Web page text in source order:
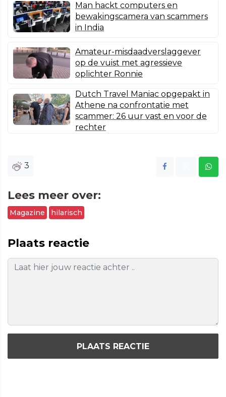
Man hackt computers en
bewakingscamera van scammers
in India
Amateur-misdaadverslaggever
op de vuist met agressieve
oplichter Ronnie
Dutch Travel Maniac opgepakt in
Athene na confrontatie met
scammer: 26 uur vast en voor de
rechter
3
Lees meer over:
Magazine hilarisch
Plaats reactie
PLAATS REACTIE